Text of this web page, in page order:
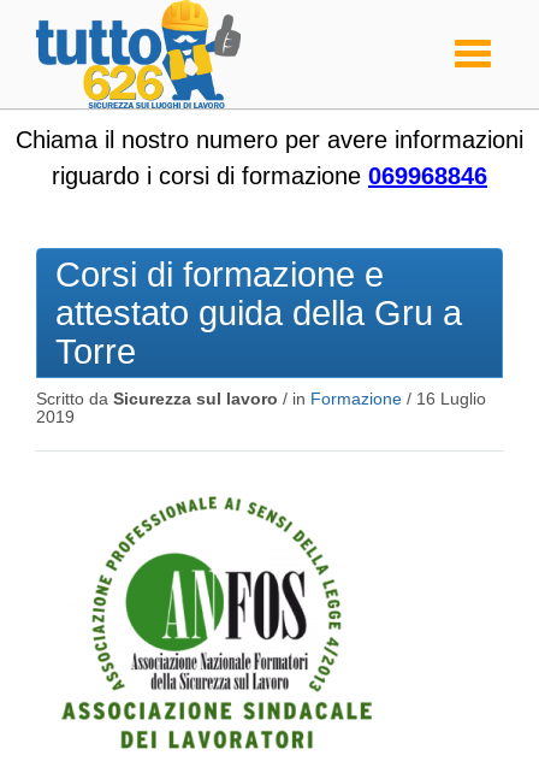
Toggle
Chiama il nostro numero per avere informazioni
riguardo i corsi di formazione 069968846
Corsi di formazione e
attestato guida della Gru a
Torre
Scritto da Sicurezza sul lavoro / in Formazione / 16 Luglio
2019